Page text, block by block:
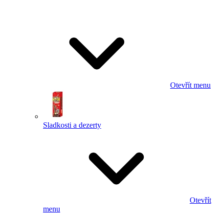
Otevřít menu
Sladkosti a dezerty
Otevřít
menu